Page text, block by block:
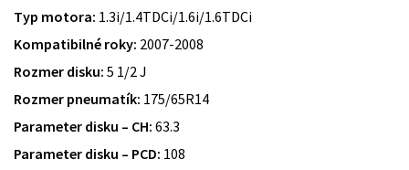
Typ motora: 1.3i/1.4TDCi/1.6i/1.6TDCi
Kompatibilné roky: 2007-2008
Rozmer disku: 5 1/2 J
Rozmer pneumatík: 175/65R14
Parameter disku – CH: 63.3
Parameter disku – PCD: 108